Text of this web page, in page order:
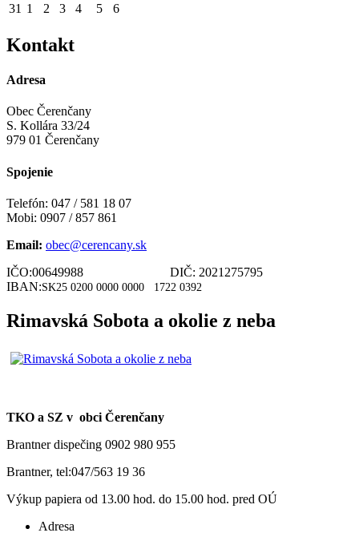
31 1 2 3 4 5 6
Kontakt
Adresa
Obec Čerenčany
S. Kollára 33/24
979 01 Čerenčany
Spojenie
Telefón: 047 / 581 18 07
Mobi: 0907 / 857 861
Email: obec@cerencany.sk
IČO:00649988 DIČ: 2021275795
IBAN:SK25 0200 0000 0000 1722 0392
Rimavská Sobota a okolie z neba
TKO a SZ v obci Čerenčany
Brantner dispečing 0902 980 955
Brantner, tel:047/563 19 36
Výkup papiera od 13.00 hod. do 15.00 hod. pred OÚ
Adresa